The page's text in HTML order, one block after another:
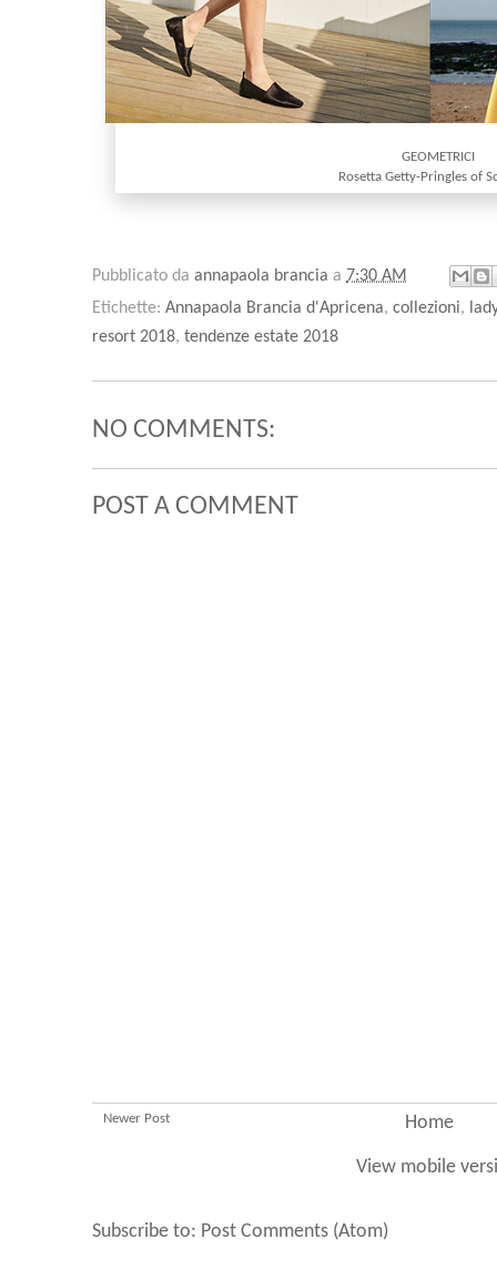
GEOMETRICI
Rosetta Getty-Pringles of
Pubblicato da annapaola brancia a 7:30 AM
Etichette: Annapaola Brancia d'Apricena, collezioni,
resort 2018, tendenze estate 2018
NO COMMENTS:
POST A COMMENT
Newer Post Home
View mobile
Subscribe to: Post Comments (Atom)